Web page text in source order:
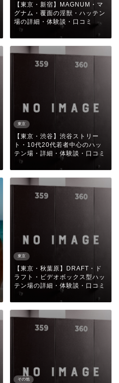
【東京・新宿】MAGNUM・マ
グナム・覆面の淫獣・ハッテン
場の詳細・体験談・口コミ
東京
【東京・渋谷】渋谷ストリー
ト・10代20代若者中心のハッ
テン場・詳細・体験談・口コミ
東京
【東京・秋葉原】DRAFT・ド
ラフト・ビデオボックス型ハッ
テン場の詳細・体験談・口コミ
その他